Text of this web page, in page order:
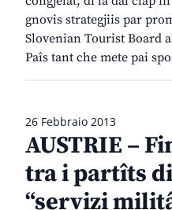
gnovis strategjiis par
Slovenian Tourist Board
Paîs tant che mete pai
26 Febbraio 2013
AUSTRIE –
tra i partîts
“servizi